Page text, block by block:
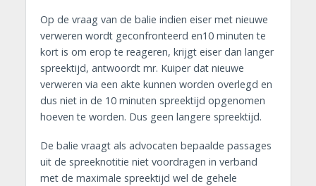
Op de vraag van de balie indien eiser met nieuwe
verweren wordt geconfronteerd en10 minuten te
kort is om erop te reageren, krijgt eiser dan langer
spreektijd, antwoordt mr. Kuiper dat nieuwe
verweren via een akte kunnen worden overlegd en
dus niet in de 10 minuten spreektijd opgenomen
hoeven te worden. Dus geen langere spreektijd.
De balie vraagt als advocaten bepaalde passages
uit de spreeknotitie niet voordragen in verband
met de maximale spreektijd wel de gehele